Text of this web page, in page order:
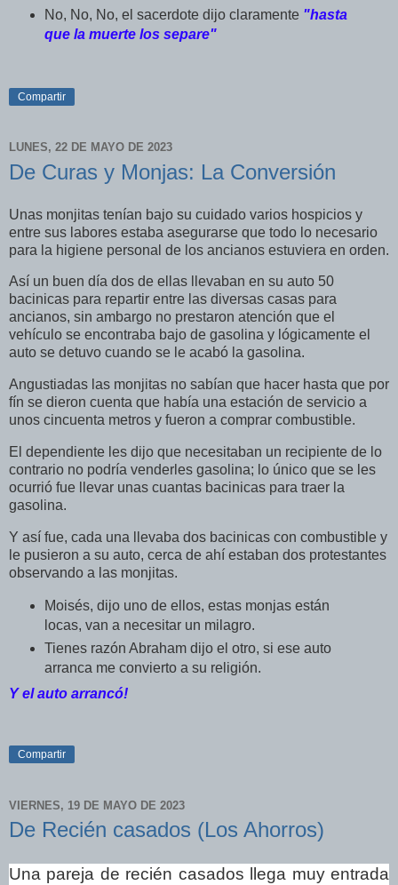
No, No, No, el sacerdote dijo claramente "hasta
que la muerte los separe"
Compartir
LUNES, 22 DE MAYO DE 2023
De Curas y Monjas: La Conversión
Unas monjitas tenían bajo su cuidado varios hospicios y
entre sus labores estaba asegurarse que todo lo necesario
para la higiene personal de los ancianos estuviera en orden.
Así un buen día dos de ellas llevaban en su auto 50
bacinicas para repartir entre las diversas casas para
ancianos, sin ambargo no prestaron atención que el
vehículo se encontraba bajo de gasolina y lógicamente el
auto se detuvo cuando se le acabó la gasolina.
Angustiadas las monjitas no sabían que hacer hasta que por
fín se dieron cuenta que había una estación de servicio a
unos cincuenta metros y fueron a comprar combustible.
El dependiente les dijo que necesitaban un recipiente de lo
contrario no podría venderles gasolina; lo único que se les
ocurrió fue llevar unas cuantas bacinicas para traer la
gasolina.
Y así fue, cada una llevaba dos bacinicas con combustible y
le pusieron a su auto, cerca de ahí estaban dos protestantes
observando a las monjitas.
Moisés, dijo uno de ellos, estas monjas están
locas, van a necesitar un milagro.
Tienes razón Abraham dijo el otro, si ese auto
arranca me convierto a su religión.
Y el auto arrancó!
Compartir
VIERNES, 19 DE MAYO DE 2023
De Recién casados (Los Ahorros)
Una pareja de recién casados llega muy entrada